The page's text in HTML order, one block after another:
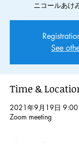
ニコールあけ
See
Time &
2021年9月19日
Zoom meeting